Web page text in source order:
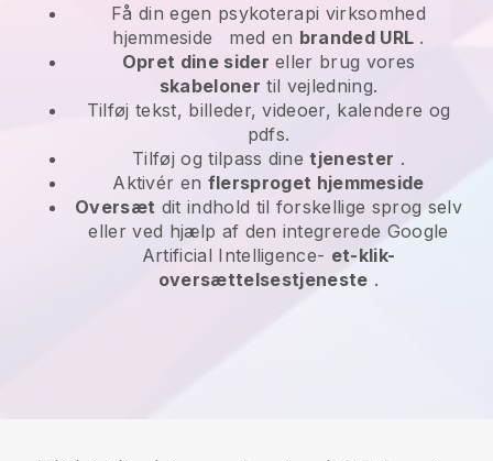
Få din egen psykoterapi virksomhed
hjemmeside
med en branded URL .
Opret dine sider eller brug vores
skabeloner til vejledning.
Tilføj tekst, billeder, videoer, kalendere og
pdfs.
Tilføj og tilpass dinetjenester .
Aktivér en flersproget hjemmeside
Oversæt dit indhold til forskellige sprog selv
eller ved hjælp af den integrerede Google
Artificial Intelligence- et-klik-
oversættelsestjeneste .